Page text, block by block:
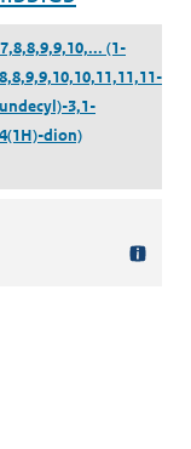
(1-
3,1-
dion)